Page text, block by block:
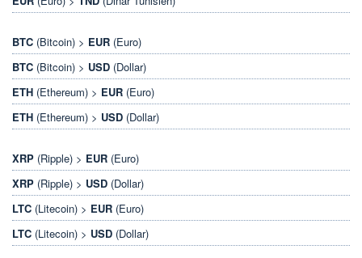
BTC (Bitcoin) > EUR (Euro)
BTC (Bitcoin) > USD (Dollar)
ETH (Ethereum) > EUR (Euro)
ETH (Ethereum) > USD (Dollar)
XRP (Ripple) > EUR (Euro)
XRP (Ripple) > USD (Dollar)
LTC (Litecoin) > EUR (Euro)
LTC (Litecoin) > USD (Dollar)